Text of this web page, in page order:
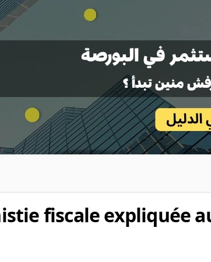
fiscale expliquée